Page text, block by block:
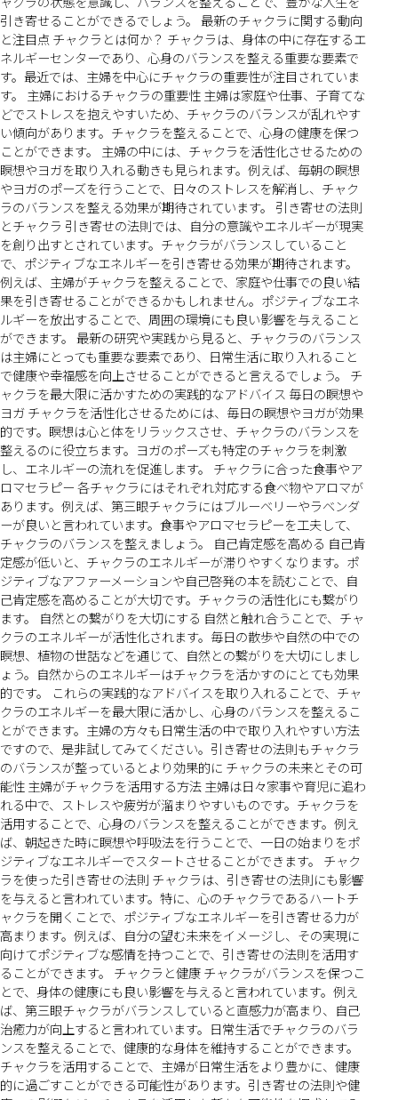
引き寄せることができるでしょう。 最新のチャクラに関する動向
と注目点 チャクラとは何か？ チャクラは、身体の中に存在するエ
ネルギーセンターであり、心身のバランスを整える重要な要素で
す。最近では、主婦を中心にチャクラの重要性が注目されていま
す。 主婦におけるチャクラの重要性 主婦は家庭や仕事、子育てな
どでストレスを抱えやすいため、チャクラのバランスが乱れやす
い傾向があります。チャクラを整えることで、心身の健康を保つ
ことができます。 主婦の中には、チャクラを活性化させるための
瞑想やヨガを取り入れる動きも見られます。例えば、毎朝の瞑想
やヨガのポーズを行うことで、日々のストレスを解消し、チャク
ラのバランスを整える効果が期待されています。 引き寄せの法則
とチャクラ 引き寄せの法則では、自分の意識やエネルギーが現実
を創り出すとされています。チャクラがバランスしていること
で、ポジティブなエネルギーを引き寄せる効果が期待されます。
例えば、主婦がチャクラを整えることで、家庭や仕事での良い結
果を引き寄せることができるかもしれません。ポジティブなエネ
ルギーを放出することで、周囲の環境にも良い影響を与えること
ができます。 最新の研究や実践から見ると、チャクラのバランス
は主婦にとっても重要な要素であり、日常生活に取り入れること
で健康や幸福感を向上させることができると言えるでしょう。 チ
ャクラを最大限に活かすための実践的なアドバイス 毎日の瞑想や
ヨガ チャクラを活性化させるためには、毎日の瞑想やヨガが効果
的です。瞑想は心と体をリラックスさせ、チャクラのバランスを
整えるのに役立ちます。ヨガのポーズも特定のチャクラを刺激
し、エネルギーの流れを促進します。 チャクラに合った食事やア
ロマセラピー 各チャクラにはそれぞれ対応する食べ物やアロマが
あります。例えば、第三眼チャクラにはブルーベリーやラベンダ
ーが良いと言われています。食事やアロマセラピーを工夫して、
チャクラのバランスを整えましょう。 自己肯定感を高める 自己肯
定感が低いと、チャクラのエネルギーが滞りやすくなります。ポ
ジティブなアファーメーションや自己啓発の本を読むことで、自
己肯定感を高めることが大切です。チャクラの活性化にも繋がり
ます。 自然との繋がりを大切にする 自然と触れ合うことで、チャ
クラのエネルギーが活性化されます。毎日の散歩や自然の中での
瞑想、植物の世話などを通じて、自然との繋がりを大切にしまし
ょう。自然からのエネルギーはチャクラを活かすのにとても効果
的です。 これらの実践的なアドバイスを取り入れることで、チャ
クラのエネルギーを最大限に活かし、心身のバランスを整えるこ
とができます。主婦の方々も日常生活の中で取り入れやすい方法
ですので、是非試してみてください。引き寄せの法則もチャクラ
のバランスが整っているとより効果的に チャクラの未来とその可
能性 主婦がチャクラを活用する方法 主婦は日々家事や育児に追わ
れる中で、ストレスや疲労が溜まりやすいものです。チャクラを
活用することで、心身のバランスを整えることができます。例え
ば、朝起きた時に瞑想や呼吸法を行うことで、一日の始まりをポ
ジティブなエネルギーでスタートさせることができます。 チャク
ラを使った引き寄せの法則 チャクラは、引き寄せの法則にも影響
を与えると言われています。特に、心のチャクラであるハートチ
ャクラを開くことで、ポジティブなエネルギーを引き寄せる力が
高まります。例えば、自分の望む未来をイメージし、その実現に
向けてポジティブな感情を持つことで、引き寄せの法則を活用す
ることができます。 チャクラと健康 チャクラがバランスを保つこ
とで、身体の健康にも良い影響を与えると言われています。例え
ば、第三眼チャクラがバランスしていると直感力が高まり、自己
治癒力が向上すると言われています。日常生活でチャクラのバラ
ンスを整えることで、健康的な身体を維持することができます。
チャクラを活用することで、主婦が日常生活をより豊かに、健康
的に過ごすことができる可能性があります。引き寄せの法則や健